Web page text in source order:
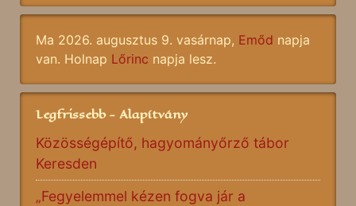
Ma 2026. augusztus 9. vasárnap, Emőd napja
van. Holnap Lőrinc napja lesz.
Legfrissebb - Alapítvány
Közösségépítő, hagyományőrző tábor
Keresden
„Fegyelemmel kézen fogva jár a